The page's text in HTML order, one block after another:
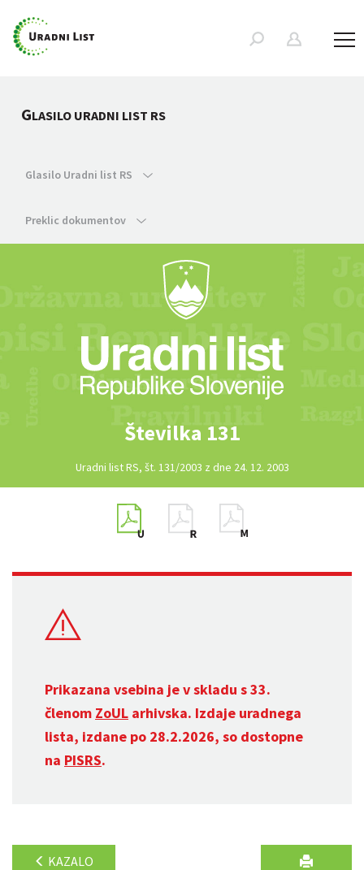
GLASILO URADNI LIST RS
Glasilo Uradni list RS
Preklic dokumentov
Številka 131
Uradni list RS, št. 131/2003 z dne 24. 12. 2003
Prikazana vsebina je v skladu s 33.
členom ZoUL arhivska. Izdaje uradnega
lista, izdane po 28.2.2026, so dostopne
na PISRS.
KAZALO